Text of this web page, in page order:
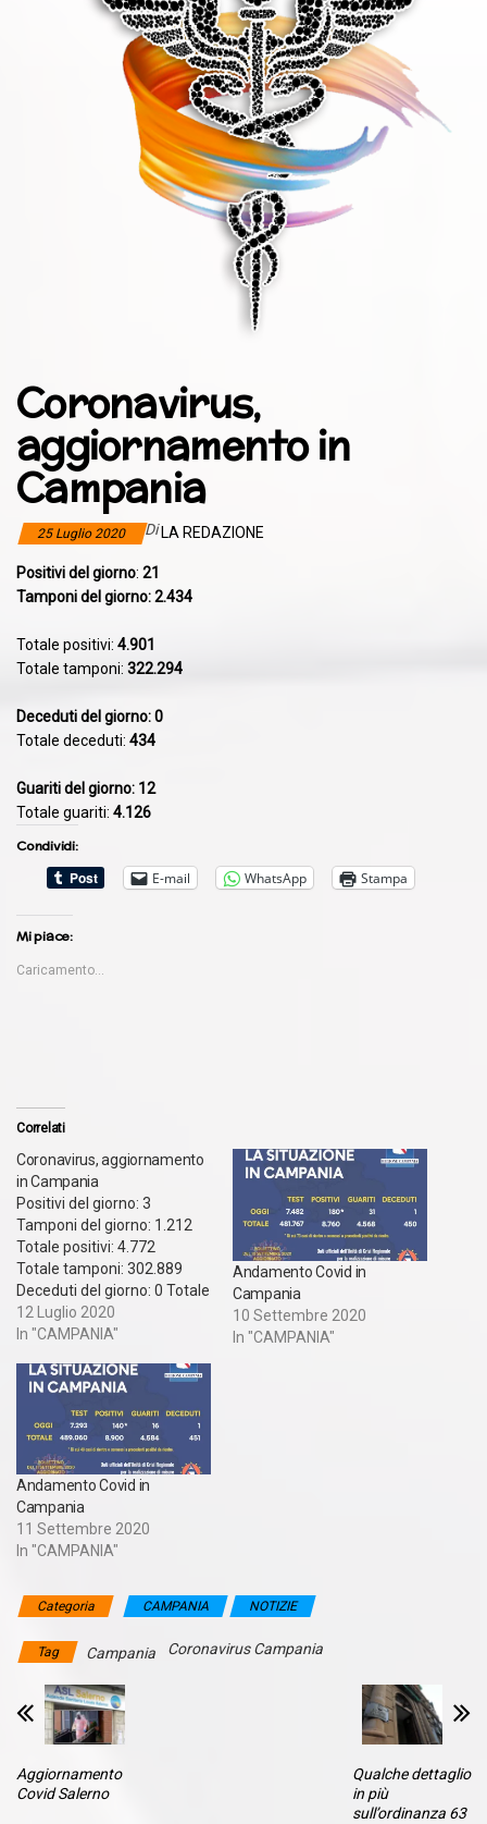
Coronavirus,
aggiornamento in
Campania
25 Luglio 2020 Di LA REDAZIONE
Positivi del giorno: 21
Tamponi del giorno: 2.434
Totale positivi: 4.901
Totale tamponi: 322.294
​Deceduti del giorno: 0
Totale deceduti: 434
Guariti del giorno: 12
Totale guariti: 4.126
Condividi:
E-mail
WhatsApp Stampa
Mi piace:
Caricamento...
Correlati
Coronavirus, aggiornamento
in Campania
Positivi del giorno: 3
Tamponi del giorno: 1.212
Totale positivi: 4.772
Totale tamponi: 302.889 ​
Deceduti del giorno: 0 Totale
deceduti: 432 Guariti del
giorno: 0 Totale
4.094 totalmente guariti e
Vengono considerati
clinicamente guariti
i pazienti che, dopo aver
presentato manifestazioni
cliniche associate
all’infezione
virologicamente documenta
diventano asintomatici per
risoluzione…
12 Luglio 2020
In "CAMPANIA"
Andamento Covid in
Campania
10 Settembre 2020
In "CAMPANIA"
Andamento Covid in
Campania
11 Settembre 2020
In "CAMPANIA"
Categoria CAMPANIA NOTIZIE
Tag Campania Coronavirus Campania
Aggiornamento
Covid Salerno
Qualche dettaglio
in più
sull’ordinanza 63